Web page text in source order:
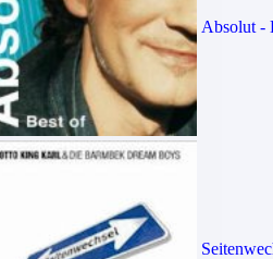
Absolut -